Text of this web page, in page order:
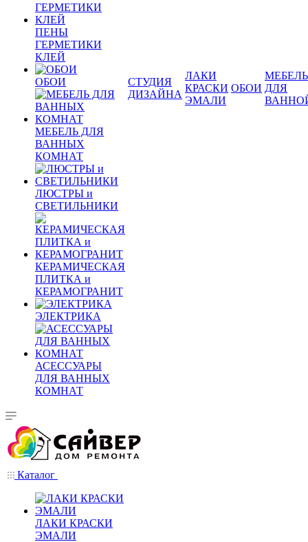
ПЕНЫ
ГЕРМЕТИКИ
КЛЕЙ
ОБОИ
МЕБЕЛЬ ДЛЯ
ВАННЫХ
КОМНАТ
ЛЮСТРЫ и
СВЕТИЛЬНИКИ
КЕРАМИЧЕСКАЯ
ПЛИТКА и
КЕРАМОГРАНИТ
ЭЛЕКТРИКА
АСЕССУАРЫ
ДЛЯ ВАННЫХ
КОМНАТ
СТУДИЯ
ДИЗАЙНА
ЛАКИ
КРАСКИ
ЭМАЛИ
ОБОИ
МЕБЕЛЬ
ДЛЯ
Каталог
ЛАКИ КРАСКИ
ЭМАЛИ